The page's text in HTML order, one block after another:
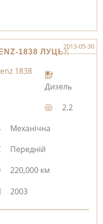
1838 ЛУЦЬК
2013-05-30
Дизель
2.2
Механічна
Передній
220,000 км
2003